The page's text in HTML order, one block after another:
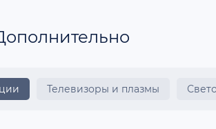
Телевизоры и плазмы